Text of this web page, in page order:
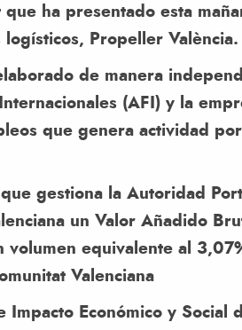
que ha presentado esta
logísticos, Propeller València.
de manera
(AFI) y la
que genera actividad
gestiona la Autoridad
un Valor Añadido
volumen equivalente al
Valenciana
Impacto Económico y